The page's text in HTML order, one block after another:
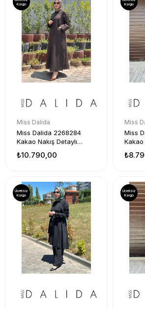
Miss Dalida
Miss Dalida 2268284
Kakao Nakış Detaylı
₺10.790,00
Kargo
Miss
Miss
Kakao
Kargo
Ücretsiz
Kargo
Ücretsiz
Kargo